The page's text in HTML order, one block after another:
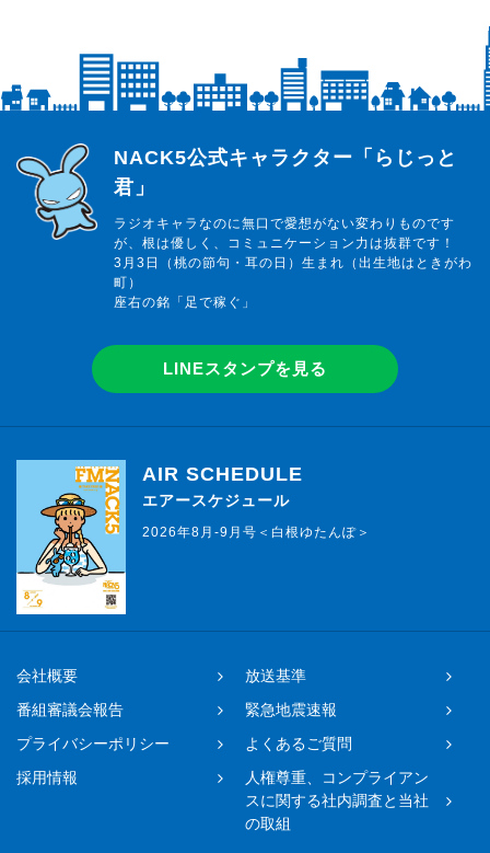
らじっと君
NACK5公式キャラクター「らじっと
君」
ラジオキャラなのに無口で愛想がない変わりものです
が、根は優しく、コミュニケーション力は抜群です！
3月3日（桃の節句・耳の日）生まれ（出生地はときがわ
町）
座右の銘「足で稼ぐ」
LINEスタンプを見る
AIR SCHEDULE
エアースケジュール
2026年8月-9月号＜白根ゆたんぽ＞
会社概要
放送基準
番組審議会報告
緊急地震速報
プライバシーポリシー
よくあるご質問
採用情報
人権尊重、コンプライアン
スに関する社内調査と当社
の取組